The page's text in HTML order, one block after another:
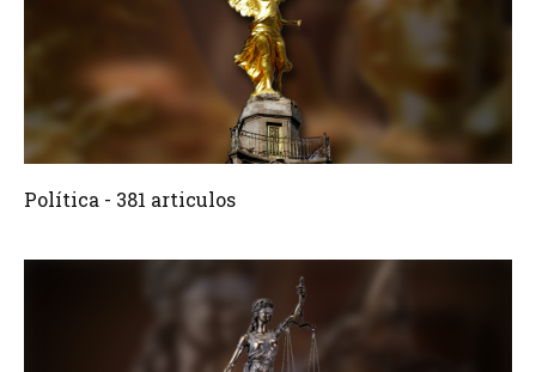
381 Articulos
Política - 381 articulos